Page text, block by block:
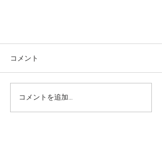
コメント
コメントを追加…